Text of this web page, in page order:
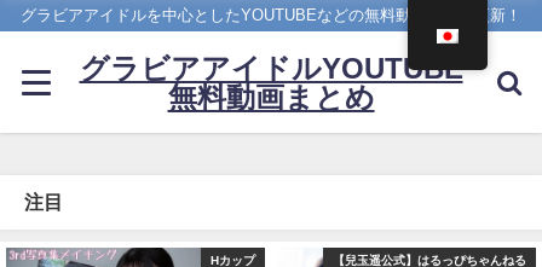
グラビアアイドルを中心としたYOUTUBEなどの無料動画を日々更新！
グラビアアイドルYOUTUBE
無料動画まとめ
注目
【兒玉遥公式】はるっぴちゃんねる 写真集PV